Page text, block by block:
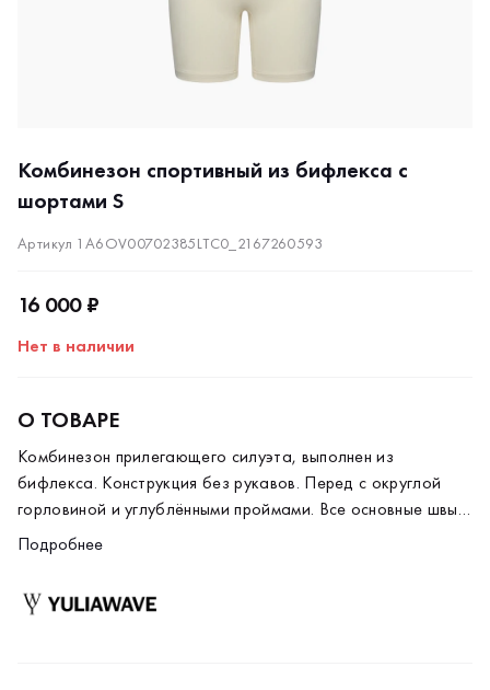
Комбинезон спортивный из бифлекса с
шортами S
Артикул 1A6OV00702385LTC0_2167260593
16 000 ₽
Нет в наличии
О ТОВАРЕ
Комбинезон прилегающего силуэта, выполнен из
бифлекса. Конструкция без рукавов. Перед с округлой
горловиной и углублёнными проймами. Все основные швы
оформлены кантом в цвет основного материала. Спинка с
глубоким овальным вырезом. В верхней части спинки, по
центру под горловиной, расположена силиконовая печать
контрастного оранжевого цвета с логотипом бренда.
Подробнее